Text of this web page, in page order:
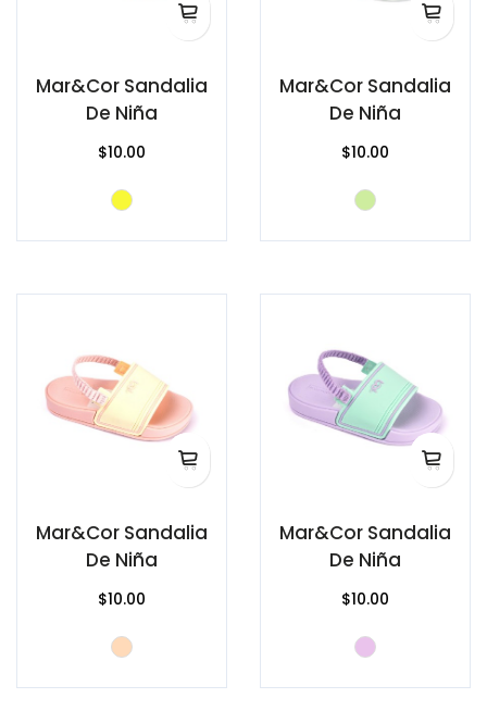
Mar&Cor Sandalia
De Niña
$10.00
Mar&Cor Sandalia
De Niña
$10.00
Mar&Cor Sandalia
De Niña
$10.00
Mar&Cor Sandalia
De Niña
$10.00